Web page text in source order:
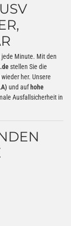
Minute. Mit den
stellen Sie die
her. Unsere
und auf hohe
Ausfallsicherheit in